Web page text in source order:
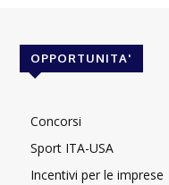
OPPORTUNITA'
Concorsi
Sport ITA-USA
Incentivi per le imprese